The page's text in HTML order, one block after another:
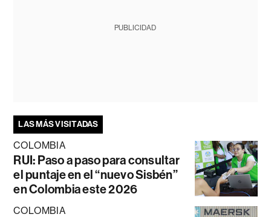
PUBLICIDAD
LAS MÁS VISITADAS
COLOMBIA
RUI: Paso a paso para consultar
el puntaje en el “nuevo Sisbén”
en Colombia este 2026
COLOMBIA